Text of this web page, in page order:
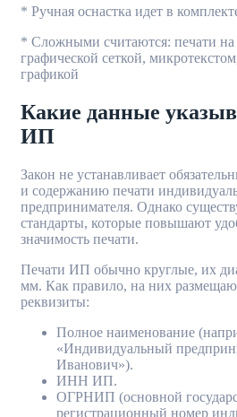
* Ручная оснастка идет в
* Сложными считаются: печати на
графической сеткой,
графикой
Какие данные
ИП
Закон не устанавливает
и содержанию печати
предпринимателя. Однако
стандарты, которые повышают
значимость печати.
Печати ИП обычно круглые, их
мм. Как правило, на них
реквизиты:
Полное наименование
«Индивидуальный
Иванович»).
ИНН ИП.
ОГРНИП (основной
регистрационный номер